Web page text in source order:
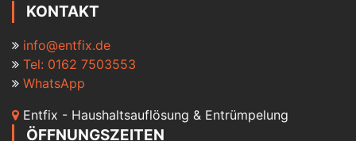
KONTAKT
info@entfix.de
Tel: 0162 7503553
WhatsApp
Entfix - Haushaltsauflösung & Entrümpelung
ÖFFNUNGSZEITEN